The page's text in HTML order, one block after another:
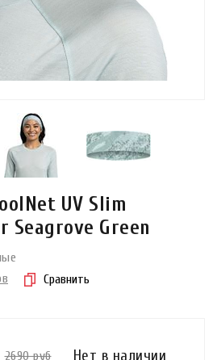
UV Slim
Seagrove Green
Сравнить
2690 руб Нет в наличии